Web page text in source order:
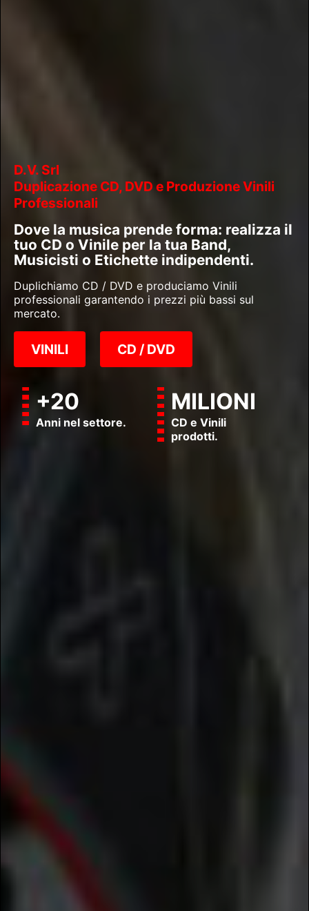
D.V. Srl
Duplicazione CD, DVD e Produzione Vinili
Professionali
Dove la musica prende forma: realizza il
tuo CD o Vinile per la tua Band,
Musicisti o Etichette indipendenti.
Duplichiamo CD / DVD e produciamo Vinili
professionali garantendo i prezzi più bassi sul
mercato.
VINILI CD / DVD
+20
Anni nel settore.
MILIONI
CD e Vinili
prodotti.